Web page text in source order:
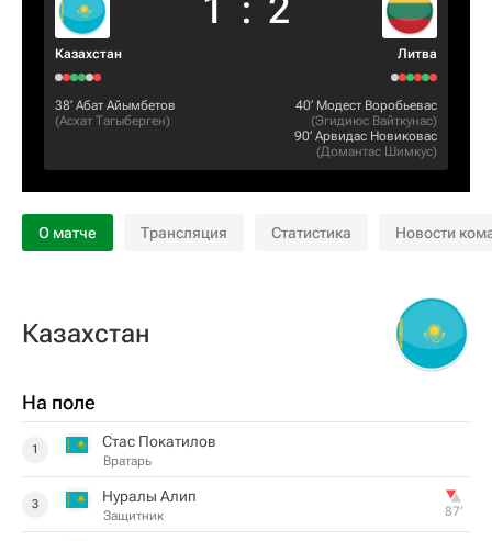
Казахстан
1 : 2
Литва
38‎’‎ Абат Айымбетов
(Асхат Тагыберген)
40‎’‎ Модест Воробьевас
(Эгидиюс Вайткунас)
90‎’‎ Арвидас Новиковас
(Домантас Шимкус)
О матче Трансляция Статистика Новости
Казахстан
На поле
1 Стас Покатилов
Вратарь
3 Нуралы Алип
Защитник 87‎’‎